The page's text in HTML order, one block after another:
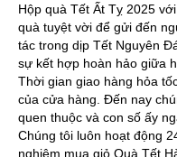
Hộp quà Tết Ất Tỵ 2025
quà tuyệt vời để gửi đến
tác trong dịp Tết Nguyên
sự kết hợp hoàn hảo giữa
Thời gian giao hàng hỏa
của cửa hàng. Đến nay
quen thuộc và con số ấy
Chúng tôi luôn hoạt động
nghiệm mua giỏ Quà Tết